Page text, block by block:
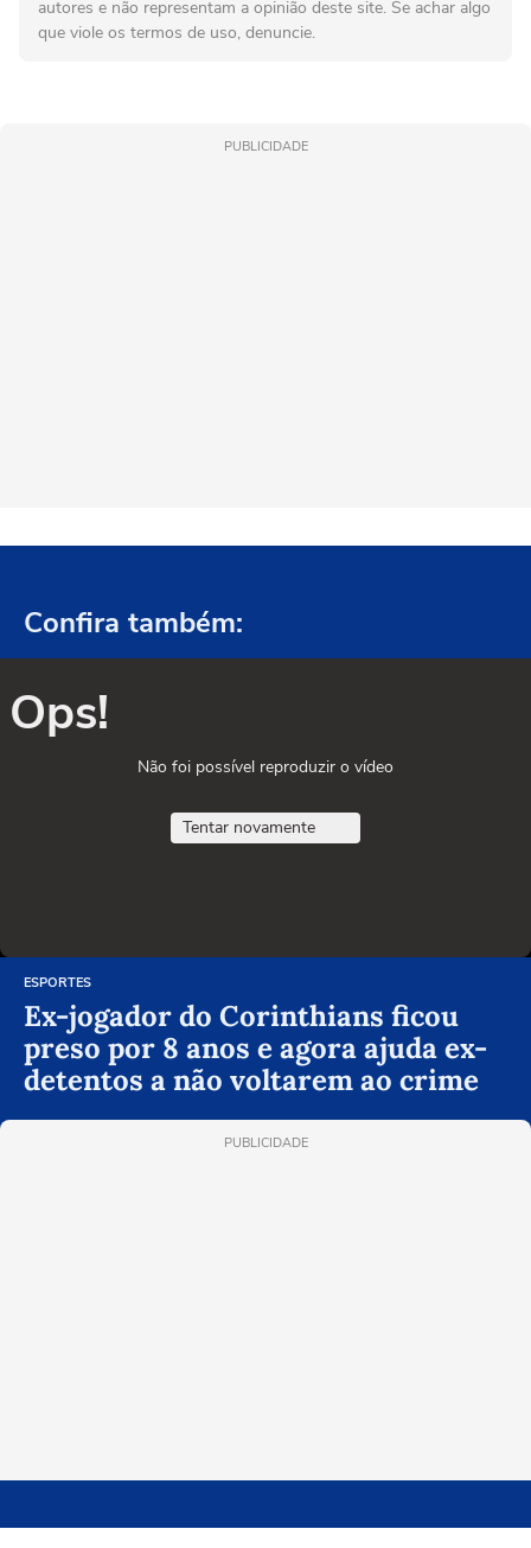
autores e não representam a opinião deste site. Se achar algo
que viole os termos de uso, denuncie.
PUBLICIDADE
Confira também:
Ops!
Não foi possível reproduzir o vídeo
Tentar novamente
ESPORTES
Ex-jogador do Corinthians ficou
preso por 8 anos e agora ajuda ex-
detentos a não voltarem ao crime
PUBLICIDADE